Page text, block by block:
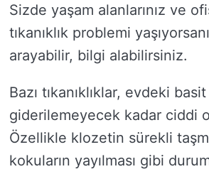
Sizde yaşam alanlarınız ve
tıkanıklık problemi
arayabilir, bilgi alabilirsiniz.
Bazı tıkanıklıklar, evdeki
giderilemeyecek kadar ciddi
Özellikle klozetin sürekli
kokuların yayılması gibi